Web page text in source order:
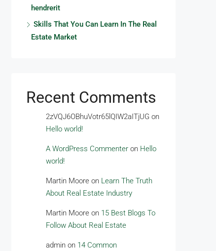
hendrerit
Skills That You Can Learn In The Real
Estate Market
Recent Comments
2zVQJ6OBhuVotr65lQIW2aITjUG on
Hello world!
A WordPress Commenter on Hello
world!
Martin Moore on Learn The Truth
About Real Estate Industry
Martin Moore on 15 Best Blogs To
Follow About Real Estate
admin on 14 Common